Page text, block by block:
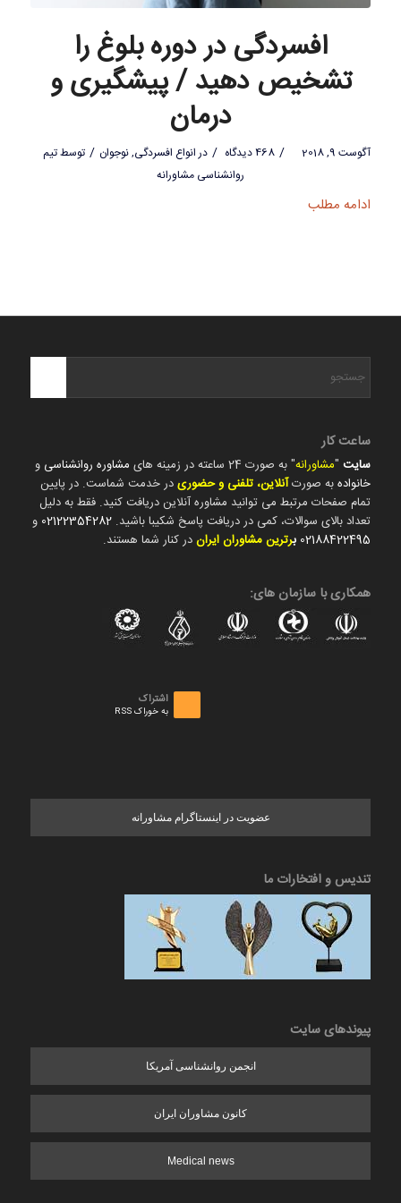
افسردگی در دوره بلوغ را
تشخیص دهید / پیشگیری و
درمان
آگوست 9, 2018 / 468 دیدگاه / در انواع افسردگی,نوجوان / توسطتیم
روانشناسی مشاورانه
ادامه مطلب
ساعت کار
سایت"مشاورانه" به صورت 24 ساعته در زمینه های مشاوره روانشناسی و
خانوادهبه صورتآنلاین، تلفنی و حضوریدر خدمت شماست. در پایین
تمام صفحات مرتبط می توانید مشاوره آنلاین دریافت کنید. فقط به دلیل
تعداد بالای سوالات، کمی در دریافت پاسخ شکیبا باشید. 02122354282 و
02188422495 برترین مشاوران ایراندر کنار شما هستند.
همکاری با سازمان های:
اشتراک
به خوراک RSS
عضویت در اینستاگرام مشاورانه
تندیس و افتخارات ما
پیوندهای سایت
انجمن روانشناسی آمریکا
کانون مشاوران ایران
Medical news